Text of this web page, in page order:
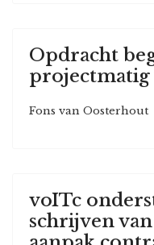
Opdracht
projectmatig
Fons van Oosterhout
voITc
schrijven